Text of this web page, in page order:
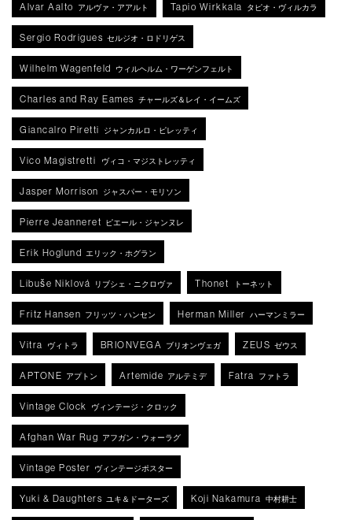
Alvar Aalto アルヴァ・アアルト Tapio Wirkkala タピオ・ヴィルカラ
Sergio Rodrigues セルジオ・ロドリゲス
Wilhelm Wagenfeld ウィルヘルム・ワーゲンフェルト
Charles and Ray Eames チャールズ＆レイ・イームズ
Giancalro Piretti ジャンカルロ・ピレッティ
Vico Magistretti ヴィコ・マジストレッティ
Jasper Morrison ジャスパー・モリソン
Pierre Jeanneret ピエール・ジャンヌレ
Erik Hoglund エリック・ホグラン
Libuše Niklová リブシェ・ニクロヴァ Thonet トーネット
Fritz Hansen フリッツ・ハンセン Herman Miller ハーマンミラー
Vitra ヴィトラ BRIONVEGA ブリオンヴェガ ZEUS ゼウス
APTONE アプトン Artemide アルテミデ Fatra ファトラ
Vintage Clock ヴィンテージ・クロック
Afghan War Rug アフガン・ウォーラグ
Vintage Poster ヴィンテージポスター
Yuki & Daughters ユキ＆ドーターズ Koji Nakamura 中村耕士